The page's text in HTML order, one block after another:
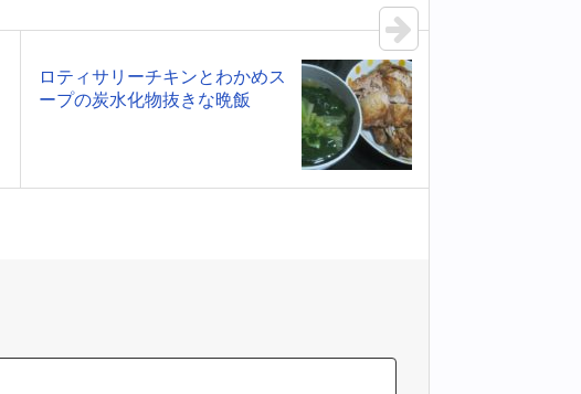
ロティサリーチキンとわかめス
ープの炭水化物抜きな晩飯